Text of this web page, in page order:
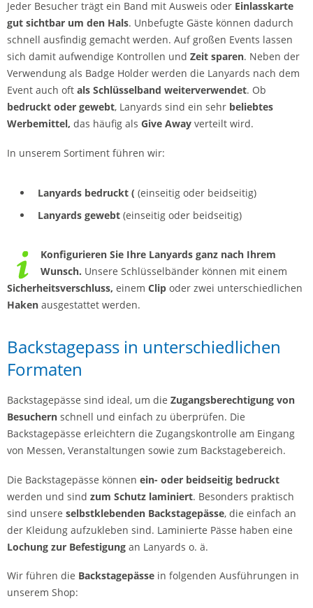
Jeder Besucher trägt ein Band mit Ausweis oder Einlasskarte
gut sichtbar um den Hals. Unbefugte Gäste können dadurch
schnell ausfindig gemacht werden. Auf großen Events lassen
sich damit aufwendige Kontrollen und Zeit sparen. Neben der
Verwendung als Badge Holder werden die Lanyards nach dem
Event auch oft als Schlüsselband weiterverwendet. Ob
bedruckt oder gewebt, Lanyards sind ein sehr beliebtes
Werbemittel, das häufig als Give Away verteilt wird.
In unserem Sortiment führen wir:
Lanyards bedruckt ( (einseitig oder beidseitig)
Lanyards gewebt (einseitig oder beidseitig)
Konfigurieren Sie Ihre Lanyards ganz nach Ihrem
Wunsch. Unsere Schlüsselbänder können mit einem
Sicherheitsverschluss, einem Clip oder zwei unterschiedlichen
Haken ausgestattet werden.
Backstagepass in unterschiedlichen
Formaten
Backstagepässe sind ideal, um die Zugangsberechtigung von
Besuchern schnell und einfach zu überprüfen. Die
Backstagepässe erleichtern die Zugangskontrolle am Eingang
von Messen, Veranstaltungen sowie zum Backstagebereich.
Die Backstagepässe können ein- oder beidseitig bedruckt
werden und sind zum Schutz laminiert. Besonders praktisch
sind unsere selbstklebenden Backstagepässe, die einfach an
der Kleidung aufzukleben sind. Laminierte Pässe haben eine
Lochung zur Befestigung an Lanyards o. ä.
Wir führen die Backstagepässe in folgenden Ausführungen in
unserem Shop: